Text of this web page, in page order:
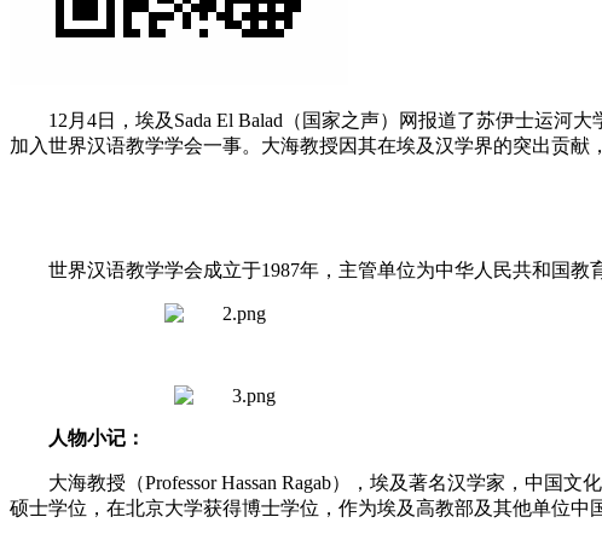
12月4日，埃及Sada El Balad（国家之声）网报道了苏伊士运河
加入世界汉语教学学会一事。大海教授因其在埃及汉学界的突出贡献
世界汉语教学学会成立于1987年，主管单位为中华人民共和国
人物小记：
大海教授（Professor Hassan Ragab），埃及著名汉学家，中国
硕士学位，在北京大学获得博士学位，作为埃及高教部及其他单位中